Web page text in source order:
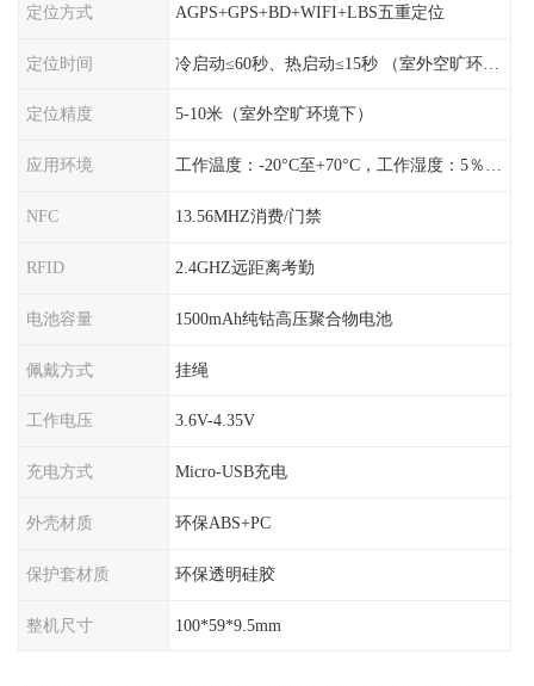
定位方式 AGPS+GPS+BD+WIFI+LBS五重定位
定位时间
定位精度 5-10米（室外空旷环境下）
应用环境 工作温度：-20°C至+70°C，工作湿度：5％〜95％RH
NFC 13.56MHZ消费/门禁
RFID 2.4GHZ远距离考勤
电池容量 1500mAh纯钴高压聚合物电池
佩戴方式 挂绳
工作电压 3.6V-4.35V
充电方式 Micro-USB充电
外壳材质 环保ABS+PC
保护套材质 环保透明硅胶
整机尺寸 100*59*9.5mm